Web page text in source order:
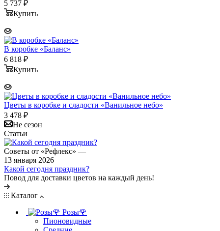
5 737 ₽
Купить
В коробке «Баланс»
6 818 ₽
Купить
Цветы в коробке и сладости «Ванильное небо»
3 478 ₽
Не сезон
Статьи
Советы от «Рефлекс» —
13 января 2026
Какой сегодня праздник?
Повод для доставки цветов на каждый день!
Каталог
Розы🌹
Пионовидные